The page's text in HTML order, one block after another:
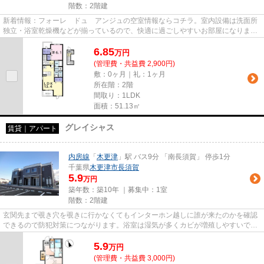
階数：2階建
新着情報：フォーレ ドュ アンジュの空室情報ならコチラ。室内設備は洗面所
独立・浴室乾燥機などが揃っているので、快適に過ごしやすいお部屋になりま
す。通話ボタンを押せば相手の...
6.85万円
(管理費・共益費 2,900円)
敷：0ヶ月｜礼：1ヶ月
所在階：2階
間取り：1LDK
面積：51.13㎡
賃貸｜アパート グレイシャス
内房線 「 木更津 」駅 バス9分 「南長須賀」 停歩1分
千葉県木更津市長須賀
5.9万円
築年数：築10年 ｜募集中： 1室
階数：2階建
玄関先まで覗き穴を覗きに行かなくてもインターホン越しに誰が来たのかを確認
できるので防犯対策につながります。浴室は湿気が多くカビが増殖しやすいです
が、この物件では浴室乾燥機...
5.9万円
(管理費・共益費 3,000円)